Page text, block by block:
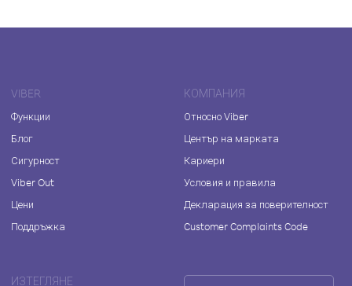
VIBER
Функции
Блог
Сигурност
Viber Out
Цени
Поддръжка
КОМПАНИЯ
Относно Viber
Център на марката
Кариери
Условия и правила
Декларация за поверителност
Customer Complaints Code
ИЗТЕГЛЯНЕ